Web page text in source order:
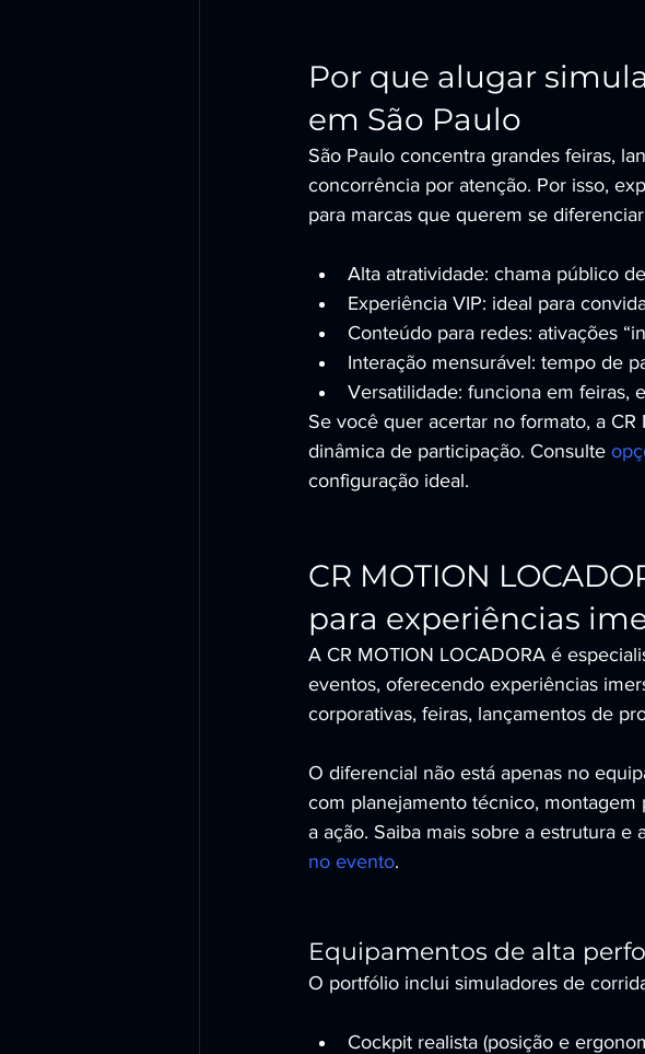
Por que alugar
em São Paulo
São Paulo concentra grandes feiras,
concorrência por atenção. Por isso,
para marcas que querem se
Alta atratividade: chama público
Experiência VIP: ideal para
Conteúdo para redes: ativações
Interação mensurável: tempo de
Versatilidade: funciona em feiras,
Se você quer acertar no formato, a
dinâmica de participação. Consulte
configuração ideal.
CR MOTION
para experiências
A CR MOTION LOCADORA é
eventos, oferecendo experiências
corporativas, feiras, lançamentos de
O diferencial não está apenas no
com planejamento técnico, montagem
a ação. Saiba mais sobre a estrutura e
no evento.
Equipamentos de alta
O portfólio inclui simuladores de
Cockpit realista (posição e